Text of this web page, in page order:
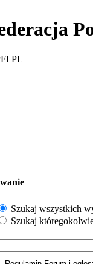
PL
Szukaj wszystkich
Szukaj